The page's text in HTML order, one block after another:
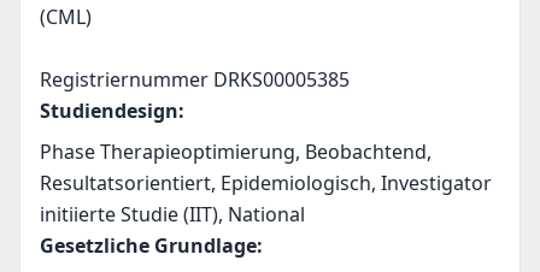
(CML)
Registriernummer DRKS00005385
Studiendesign:
Phase Therapieoptimierung, Beobachtend,
Resultatsorientiert, Epidemiologisch, Investigator
initiierte Studie (IIT), National
Gesetzliche Grundlage: